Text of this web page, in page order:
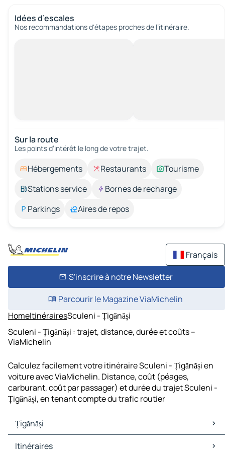
Idées d’escales
Nos recommandations d'étapes proches de l’itinéraire.
Sur la route
Les points d’intérêt le long de votre trajet.
Hébergements Restaurants
Tourisme
Stations service
Bornes de recharge
Parkings
Aires de repos
Français
S'inscrire à notre Newsletter
Parcourir le Magazine ViaMichelin
HomeItinérairesSculeni - Țigănăși
Sculeni - Țigănăși : trajet, distance, durée et coûts –
ViaMichelin
Calculez facilement votre itinéraire Sculeni - Țigănăși en
voiture avec ViaMichelin. Distance, coût (péages,
carburant, coût par passager) et durée du trajet Sculeni -
Țigănăși, en tenant compte du trafic routier
Țigănăși
Țigănăși Cartes et plans
Itinéraires